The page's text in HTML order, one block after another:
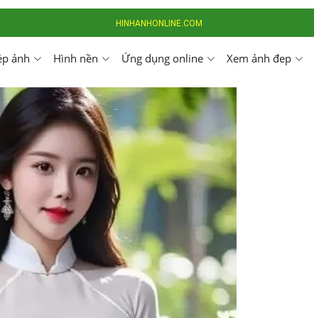
HINHANHONLINE.COM
ảnh Hình nền Ứng dụng online Xem ảnh đep